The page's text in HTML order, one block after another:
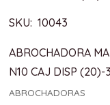
SKU: 10043
ABROCHADORA
N10 CAJ DISP (20)-
ABROCHADORAS